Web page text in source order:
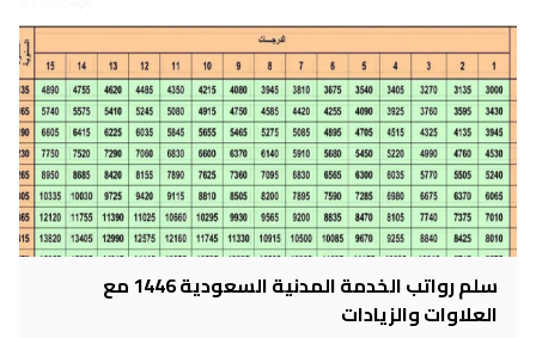
سلم رواتب الخدمة المدنية السعودية 1446 مع
العلاوات والزيادات